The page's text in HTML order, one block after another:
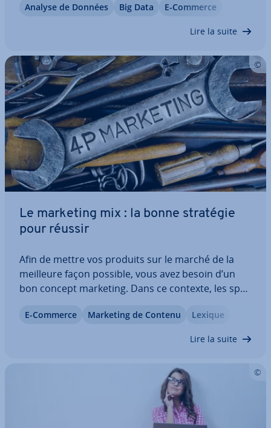
en­vi­ron­ne­ment con­cur­ren­tiel. L’objectif d’une telle
Analyse de Données Big Data E-Commerce
Lire la suite
Le marketing mix : la bonne stratégie
pour réussir
Afin de mettre vos produits sur le marché de la
meilleure façon possible, vous avez besoin d’un
bon concept marketing. Dans ce contexte, les spé­
comprend toutes les actions marketing né­ces­
saires pour votre produit. Nous vous ex­pli­quons…
E-Commerce Marketing de Contenu Lexique
Lire la suite